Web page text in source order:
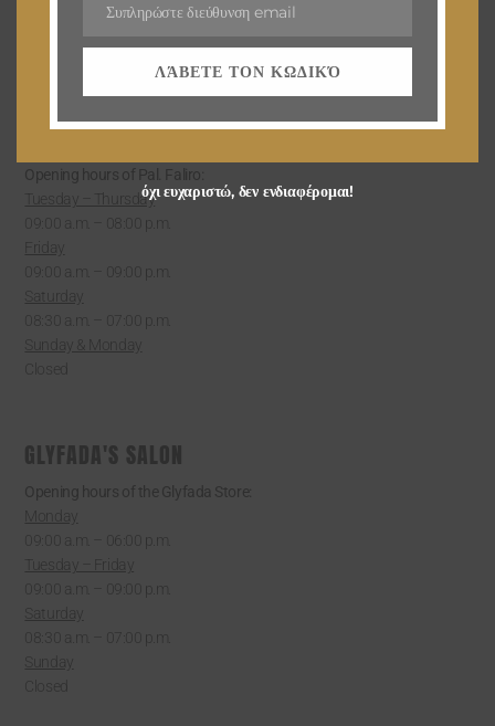
Telephone 1 : 27440 62300
Telephone 2 : 27440 61301
P. FALIRO'S SALON
Opening hours of Pal. Faliro:
Tuesday – Thursday
09:00 a.m. – 08:00 p.m.
Friday
09:00 a.m. – 09:00 p.m.
Saturday
08:30 a.m. – 07:00 p.m.
Sunday & Monday
Closed
GLYFADA'S SALON
Opening hours of the Glyfada Store:
Monday
09:00 a.m. – 06:00 p.m.
Tuesday – Friday
09:00 a.m. – 09:00 p.m.
Saturday
08:30 a.m. – 07:00 p.m.
Sunday
Closed
Email
Συπληρώστε διεύθυνση email
ΛΆΒΕΤΕ ΤΟΝ ΚΩΔΙΚΌ
όχι ευχαριστώ, δεν ενδιαφέρομαι!